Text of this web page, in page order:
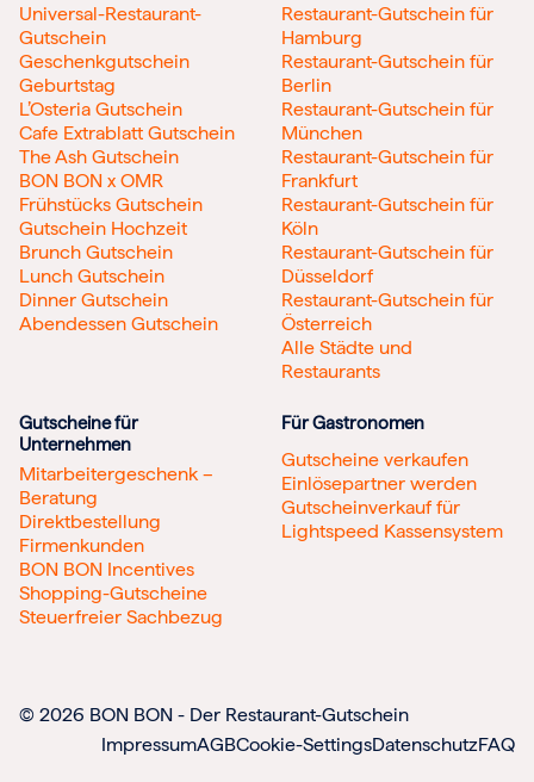
Universal-Restaurant-
Gutschein
Geschenkgutschein
Geburtstag
L’Osteria Gutschein
Cafe Extrablatt Gutschein
The Ash Gutschein
BON BON x OMR
Frühstücks Gutschein
Gutschein Hochzeit
Brunch Gutschein
Lunch Gutschein
Dinner Gutschein
Abendessen Gutschein
Restaurant-Gutschein für
Hamburg
Restaurant-Gutschein für
Berlin
Restaurant-Gutschein für
München
Restaurant-Gutschein für
Frankfurt
Restaurant-Gutschein für
Köln
Restaurant-Gutschein für
Düsseldorf
Restaurant-Gutschein für
Österreich
Alle Städte und
Restaurants
Gutscheine für
Unternehmen
Mitarbeitergeschenk –
Beratung
Direktbestellung
Firmenkunden
BON BON Incentives
Shopping-Gutscheine
Steuerfreier Sachbezug
Für Gastronomen
Gutscheine verkaufen
Einlösepartner werden
Gutscheinverkauf für
Lightspeed Kassensystem
© 2026 BON BON - Der Restaurant-Gutschein
ImpressumAGBCookie-SettingsDatenschutzFAQ